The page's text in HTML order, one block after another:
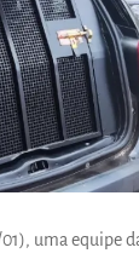
uma equipe